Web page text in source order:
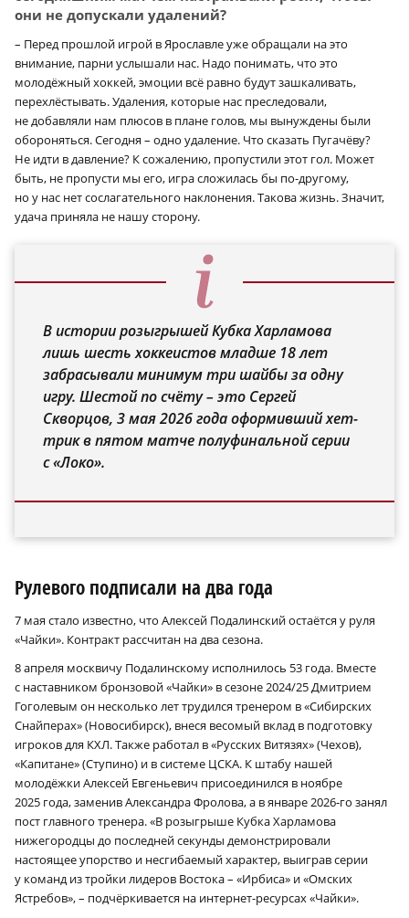
они не допускали удалений?
– Перед прошлой игрой в Ярославле уже обращали на это
внимание, парни услышали нас. Надо понимать, что это
молодёжный хоккей, эмоции всё равно будут зашкаливать,
перехлёстывать. Удаления, которые нас преследовали,
не добавляли нам плюсов в плане голов, мы вынуждены были
обороняться. Сегодня – одно удаление. Что сказать Пугачёву?
Не идти в давление? К сожалению, пропустили этот гол. Может
быть, не пропусти мы его, игра сложилась бы по-другому,
но у нас нет сослагательного наклонения. Такова жизнь. Значит,
удача приняла не нашу сторону.
В истории розыгрышей Кубка Харламова
лишь шесть хоккеистов младше 18 лет
забрасывали минимум три шайбы за одну
игру. Шестой по счёту – это Сергей
Скворцов, 3 мая 2026 года оформивший хет-
трик в пятом матче полуфинальной серии
с «Локо».
Рулевого подписали на два года
7 мая стало известно, что Алексей Подалинский остаётся у руля
«Чайки». Контракт рассчитан на два сезона.
8 апреля москвичу Подалинскому исполнилось 53 года. Вместе
с наставником бронзовой «Чайки» в сезоне 2024/25 Дмитрием
Гоголевым он несколько лет трудился тренером в «Сибирских
Снайперах» (Новосибирск), внеся весомый вклад в подготовку
игроков для КХЛ. Также работал в «Русских Витязях» (Чехов),
«Капитане» (Ступино) и в системе ЦСКА. К штабу нашей
молодёжки Алексей Евгеньевич присоединился в ноябре
2025 года, заменив Александра Фролова, а в январе 2026‑го занял
пост главного тренера. «В розыгрыше Кубка Харламова
нижегородцы до последней секунды демонстрировали
настоящее упорство и несгибаемый характер, выиграв серии
у команд из тройки лидеров Востока – «Ирбиса» и «Омских
Ястребов», – подчёркивается на интернет-ресурсах «Чайки».